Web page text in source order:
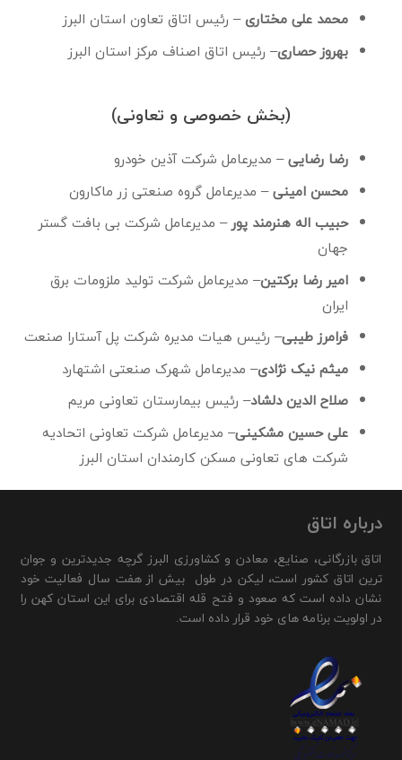
محمد علی مختاری– رئیس اتاق تعاون استان البرز
بهروز حصاری– رئیس اتاق اصناف مرکز استان البرز
(بخش خصوصی و تعاونی)
رضا رضایی– مدیرعامل شرکت آذین خودرو
محسن امینی– مدیرعامل گروه صنعتی زر ماکارون
حبیب اله هنرمند پور – مدیرعامل شرکت بی بافت گستر
جهان
امیر رضا برکتین– مدیرعامل شرکت تولید ملزومات برق
ایران
فرامرز طیبی– رئیس هیات مدیره شرکت پل آستارا صنعت
میثم نیک نژادی– مدیرعامل شهرک صنعتی اشتهارد
صلاح الدین دلشاد– رئیس بیمارستان تعاونی مریم
علی حسین مشکینی– مدیرعامل شرکت تعاونی اتحادیه
شرکت های تعاونی مسکن کارمندان استان البرز
درباره اتاق
اتاق بازرگانی، صنایع، معادن و کشاورزی البرز گرچه جدیدترین و جوان
ترین اتاق کشور است، لیکن در طول بیش از هفت سال فعالیت خود
نشان داده است که صعود و فتح قله اقتصادی برای این استان کهن را
در اولویت برنامه های خود قرار داده است.